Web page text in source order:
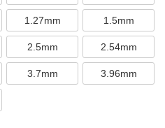
1.27mm 1.5mm
2.5mm 2.54mm
3.7mm 3.96mm